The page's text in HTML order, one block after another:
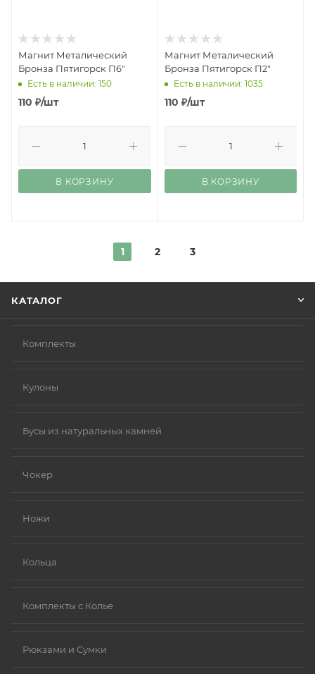
Магнит Металический
Бронза Пятигорск П6"
Есть в наличии: 150
110 ₽/шт
В КОРЗИНУ
Магнит Металический
Бронза Пятигорск П2"
Есть в наличии: 1035
110 ₽/шт
В КОРЗИНУ
1 2 3
КАТАЛОГ
Комплекты
Кулоны
Бусы из натуральных камней
Чокер
Ножи
Кольца
Комплекты с Колье
Рюкзами и Сумки